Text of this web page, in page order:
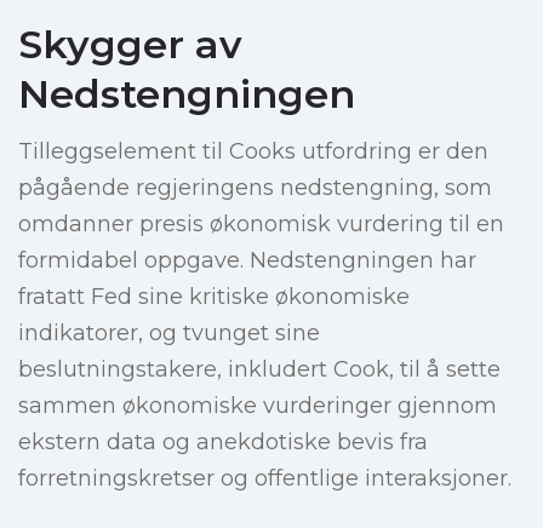
Skygger av
Nedstengningen
Tilleggselement til Cooks utfordring er den
pågående regjeringens nedstengning, som
omdanner presis økonomisk vurdering til en
formidabel oppgave. Nedstengningen har
fratatt Fed sine kritiske økonomiske
indikatorer, og tvunget sine
beslutningstakere, inkludert Cook, til å sette
sammen økonomiske vurderinger gjennom
ekstern data og anekdotiske bevis fra
forretningskretser og offentlige interaksjoner.